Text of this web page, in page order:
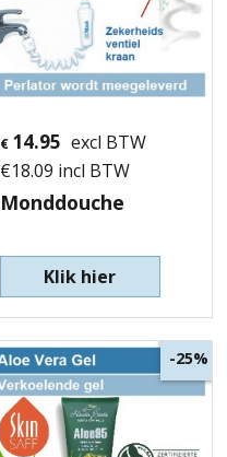
€ 14.95 excl BTW
€18.09 incl BTW
Monddouche
Klik hier
-25%